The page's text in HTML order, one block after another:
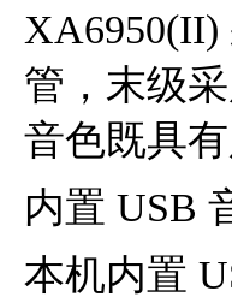
XA6950(II)
管，末级
音色既具
内置 USB
本机内置